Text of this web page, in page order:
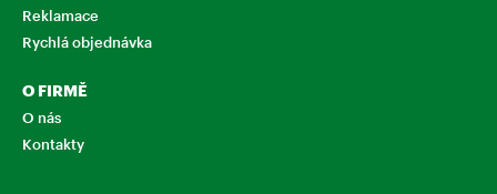
Reklamace
Rychlá objednávka
O FIRMĚ
O nás
Kontakty